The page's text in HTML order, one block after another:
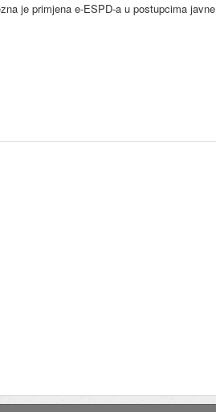
je primjena e-ESPD-a u postupcima javne